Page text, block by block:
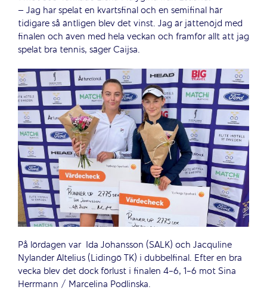
– Jag har spelat en kvartsfinal och en semifinal här
tidigare så äntligen blev det vinst. Jag är jättenöjd med
finalen och även med hela veckan och framför allt att jag
spelat bra tennis, säger Caijsa.
På lördagen var Ida Johansson (SALK) och Jacquline
Nylander Altelius (Lidingö TK) i dubbelfinal. Efter en bra
vecka blev det dock förlust i finalen 4-6, 1-6 mot Sina
Herrmann / Marcelina Podlinska.